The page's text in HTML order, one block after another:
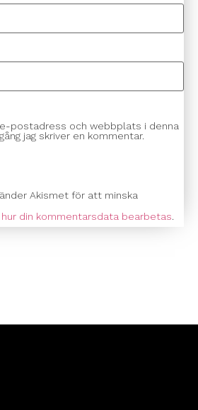
postadress och webbplats i denna
jag skriver en kommentar.
Akismet för att minska
hur din kommentarsdata bearbetas.